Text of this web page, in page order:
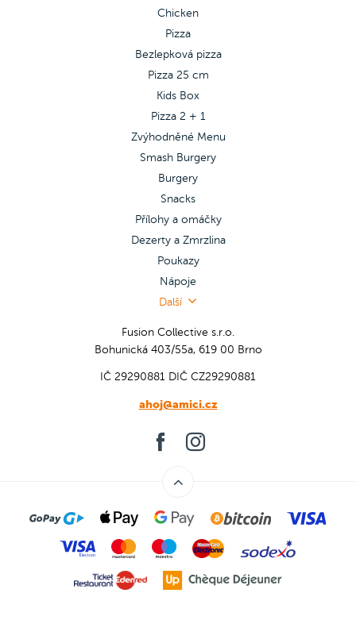
Chicken
Pizza
Bezlepková pizza
Pizza 25 cm
Kids Box
Pizza 2 + 1
Zvýhodněné Menu
Smash Burgery
Burgery
Snacks
Přílohy a omáčky
Dezerty a Zmrzlina
Poukazy
Nápoje
Další
Fusion Collective s.r.o.
Bohunická 403/55a, 619 00 Brno
IČ 29290881 DIČ CZ29290881
ahoj@amici.cz